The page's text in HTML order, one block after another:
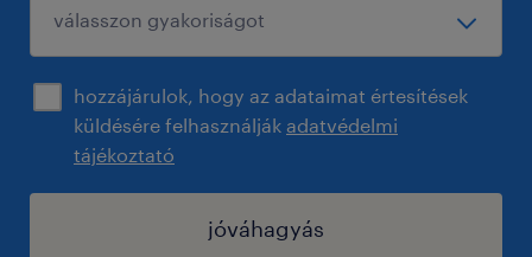
hozzájárulok, hogy az adataimat értesítések
küldésére felhasználják adatvédelmi
tájékoztató
jóváhagyás